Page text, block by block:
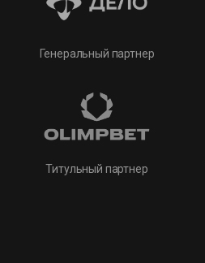
Генеральный партнер
Титульный партнер